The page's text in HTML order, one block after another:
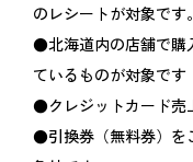
のレシートが対象です。
●北海道内の店舗で購
ているものが対象です
●クレジットカード売
●引換券（無料券）を